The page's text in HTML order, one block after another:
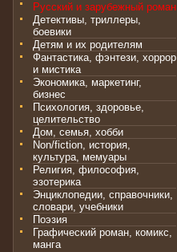
Русский и зарубежный роман
Детективы, триллеры,
боевики
Детям и их родителям
Фантастика, фэнтези, хоррор
и мистика
Экономика, маркетинг,
бизнес
Психология, здоровье,
целительство
Дом, семья, хобби
Non/fiction, история,
культура, мемуары
Религия, философия,
эзотерика
Энциклопедии, справочники,
словари, учебники
Поэзия
Графический роман, комикс,
манга